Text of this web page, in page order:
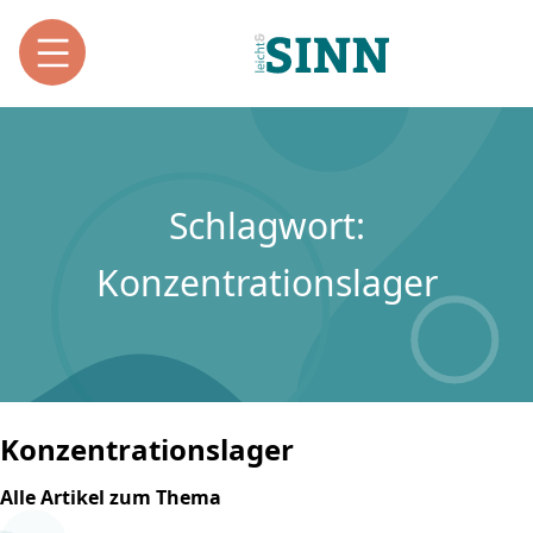
Schlagwort:
Konzentrationslager
Konzentrationslager
Alle Artikel zum Thema